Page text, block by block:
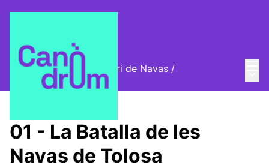
Cromos digitals del barri de Navas /
🦊 Digital stamps
01 - La Batalla de les
Navas de Tolosa